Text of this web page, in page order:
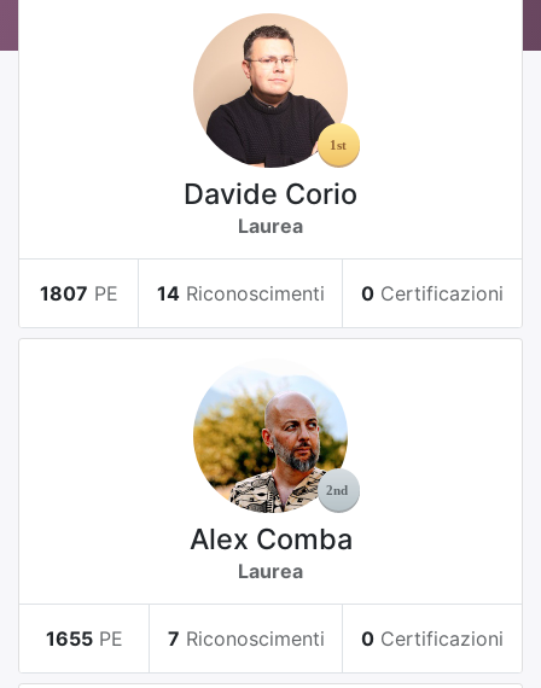
Davide Corio
Laurea
1807 PE 14 Riconoscimenti 0 Certificazioni
Alex Comba
Laurea
1655 PE 7 Riconoscimenti 0 Certificazioni